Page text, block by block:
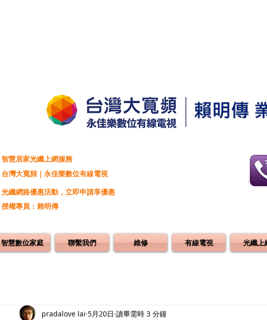
台灣大寬頻｜永佳樂數位有線電視
智慧居家光纖上網服務
光纖網路優惠活動，立即申請享優惠
授權專員：賴明傳
智慧數位家庭 聯繫我們 維修 有線電視 光纖上
pradalove lai 5月20日 讀畢需時 3 分鐘